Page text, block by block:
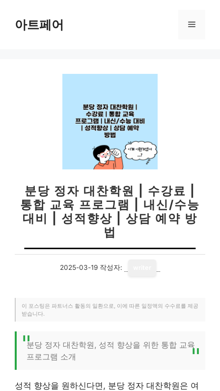
아트페어 메
분당 정자 대찬학원 | 수강료 |
통합 교육 프로그램 | 내신/수능
대비 | 성적향상 | 상담 예약 방
법
2025-03-19 작성자:
이 포스팅은 파트너스 활동의 일환으로, 이에 따른 일정액의 수수료를 제공
받습니다.
분당 정자 대찬학원, 성적 향상을 위한 통합 교육
프로그램 소개
성적 향상을 원하신다면, 분당 정자 대찬학원은 여